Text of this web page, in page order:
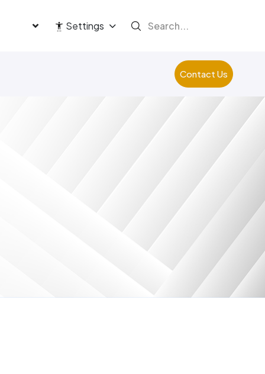
Settings
Contact Us